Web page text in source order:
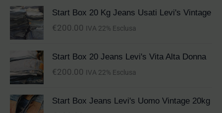
Start Box 20 Kg Jeans Usati Levi's Vintage
€200.00 IVA 22% Esclusa
Start Box 20 Jeans Levi's Vita Alta Donna
€200.00 IVA 22% Esclusa
Start Box Jeans Levi's Uomo Vintage 20kg